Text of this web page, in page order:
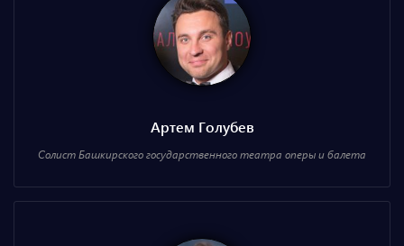
Артем Голубев
Солист Башкирского государственного театра оперы и балета